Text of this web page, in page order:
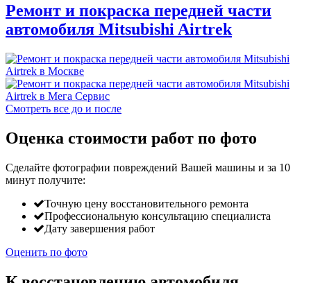
Ремонт и покраска передней части
автомобиля Mitsubishi Airtrek
Смотреть все до и после
Оценка стоимости работ по фото
Сделайте фотографии повреждений Вашей машины и за 10
минут получите:
Точную цену восстановительного ремонта
Профессиональную консультацию специалиста
Дату завершения работ
Оценить по фото